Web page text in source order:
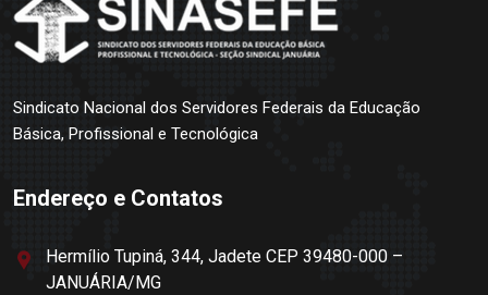
Sindicato Nacional dos Servidores Federais da Educação
Básica, Profissional e Tecnológica
Endereço e Contatos
Hermílio Tupiná, 344, Jadete CEP 39480-000 –
JANUÁRIA/MG